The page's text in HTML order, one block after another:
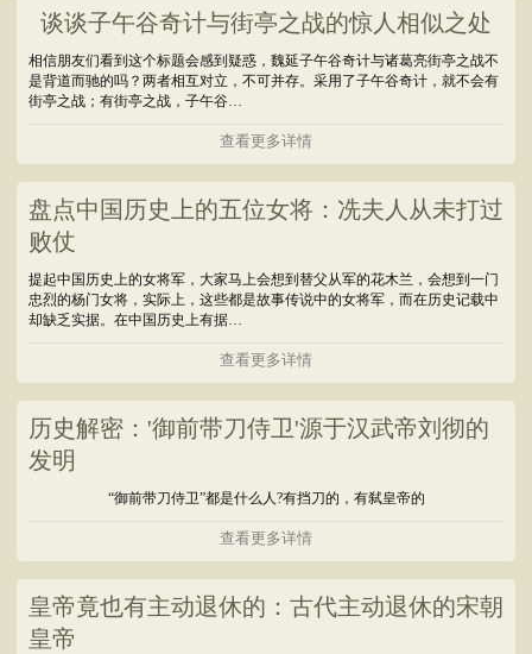
谈谈子午谷奇计与街亭之战的惊人相似之处
相信朋友们看到这个标题会感到疑惑，魏延子午谷奇计与诸葛亮街亭之战不
是背道而驰的吗？两者相互对立，不可并存。采用了子午谷奇计，就不会有
街亭之战；有街亭之战，子午谷…
查看更多详情
盘点中国历史上的五位女将：冼夫人从未打过
败仗
提起中国历史上的女将军，大家马上会想到替父从军的花木兰，会想到一门
忠烈的杨门女将，实际上，这些都是故事传说中的女将军，而在历史记载中
却缺乏实据。在中国历史上有据…
查看更多详情
历史解密：'御前带刀侍卫'源于汉武帝刘彻的
发明
“御前带刀侍卫”都是什么人?有挡刀的，有弑皇帝的
查看更多详情
皇帝竟也有主动退休的：古代主动退休的宋朝
皇帝